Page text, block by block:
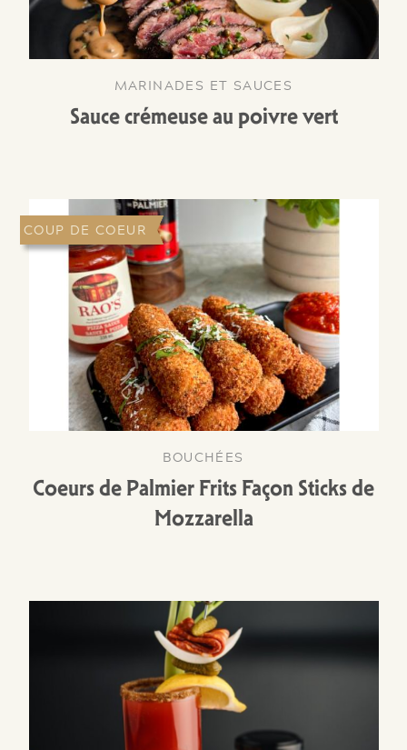
MARINADES ET SAUCES
Sauce crémeuse au poivre vert
NOUVEAUTÉ
COUP DE COEUR
BOUCHÉES
Coeurs de Palmier Frits Façon Sticks de
Mozzarella